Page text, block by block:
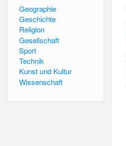
Geographie
Geschichte
Religion
Gesellschaft
Sport
Technik
Kunst und Kultur
Wissenschaft